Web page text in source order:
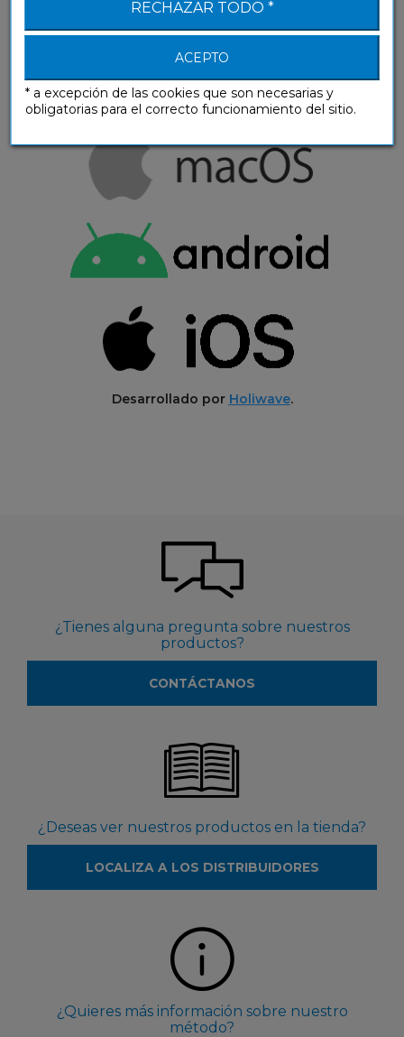
primeras lecciones!
Desarrollado por Holiwave.
¿Tienes alguna pregunta sobre nuestros
productos?
CONTÁCTANOS
¿Deseas ver nuestros productos en la tienda?
LOCALIZA A LOS DISTRIBUIDORES
¿Quieres más información sobre nuestro
método?
RECHAZAR TODO *
ACEPTO
* a excepción de las cookies que son necesarias y
obligatorias para el correcto funcionamiento del sitio.